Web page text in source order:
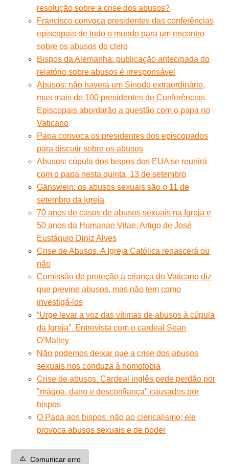
resolução sobre a crise dos abusos?
Francisco convoca presidentes das conferências
episcopais de todo o mundo para um encontro
sobre os abusos do clero
Bispos da Alemanha: publicação antecipada do
relatório sobre abusos é irresponsável
Abusos: não haverá um Sínodo extraordinário,
mas mais de 100 presidentes de Conferências
Episcopais abordarão a questão com o papa no
Vaticano
Papa convoca os presidentes dos episcopados
para discutir sobre os abusos
Abusos: cúpula dos bispos dos EUA se reunirá
com o papa nesta quinta, 13 de setembro
Gänswein: os abusos sexuais são o 11 de
setembro da Igreja
70 anos de casos de abusos sexuais na Igreja e
50 anos da Humanae Vitae. Artigo de José
Eustáquio Diniz Alves
Crise de Abusos. A Igreja Católica renascerá ou
não
Comissão de proteção à criança do Vaticano diz
que previne abusos, mas não tem como
investigá-los
“Urge levar a voz das vítimas de abusos à cúpula
da Igreja”. Entrevista com o cardeal Sean
O’Malley
Não podemos deixar que a crise dos abusos
sexuais nos conduza à homofobia
Crise de abusos. Cardeal inglês pede perdão por
"mágoa, dano e desconfiança" causados por
bispos
O Papa aos bispos: não ao clericalismo; ele
provoca abusos sexuais e de poder
⚠️ Comunicar erro